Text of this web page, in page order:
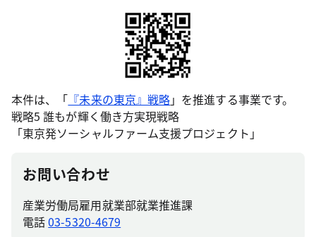
本件は、「 『未来の東京』戦略」を推進する事業です。
戦略5 誰もが輝く働き方実現戦略
「東京発ソーシャルファーム支援プロジェクト」
お問い合わせ
産業労働局雇用就業部就業推進課
電話03-5320-4679